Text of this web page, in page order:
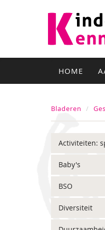
HOME
Bladeren
Activiteiten:
Baby's
BSO
Diversiteit